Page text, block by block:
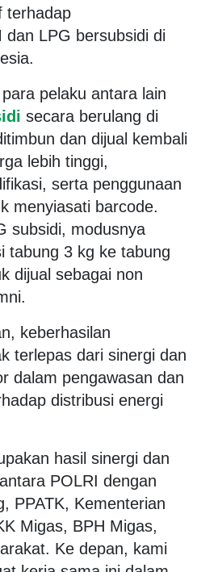
terhadap
dan LPG bersubsidi di
pelaku antara lain
secara berulang di
dan dijual kembali
lebih tinggi,
serta penggunaan
menyiasati barcode.
subsidi, modusnya
tabung 3 kg ke tabung
dijual sebagai non
keberhasilan
terlepas dari sinergi dan
dalam pengawasan dan
distribusi energi
hasil sinergi dan
POLRI dengan
PPATK, Kementerian
Migas, BPH Migas,
Ke depan, kami